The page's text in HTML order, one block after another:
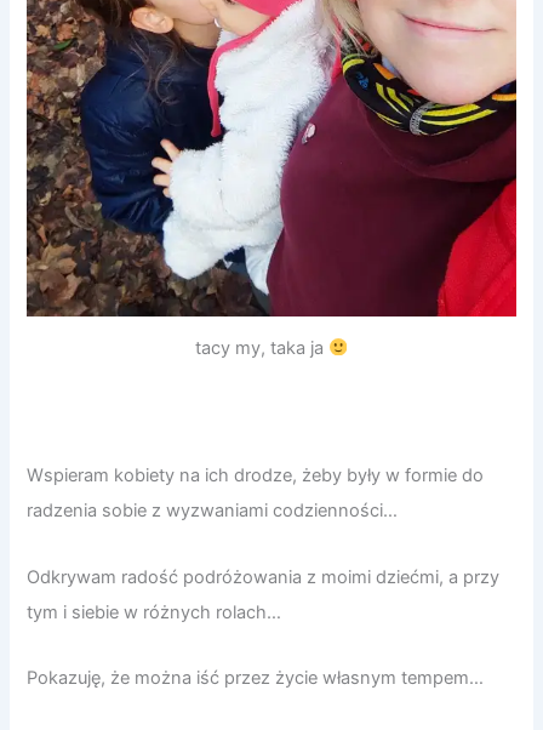
tacy my, taka ja
Wspieram kobiety na ich drodze, żeby były w formie do
radzenia sobie z wyzwaniami codzienności…
Odkrywam radość podróżowania z moimi dziećmi, a przy
tym i siebie w różnych rolach…
Pokazuję, że można iść przez życie własnym tempem…